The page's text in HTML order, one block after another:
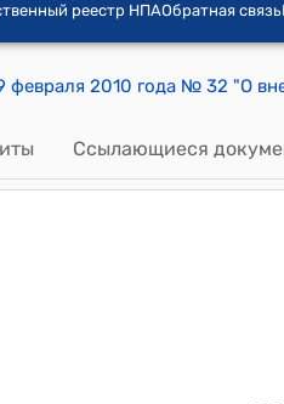
реестр НПАОбратная связь
Ссылающиеся